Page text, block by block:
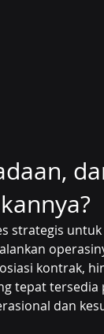
strategis
kontrak,
tepat tersedia
dan